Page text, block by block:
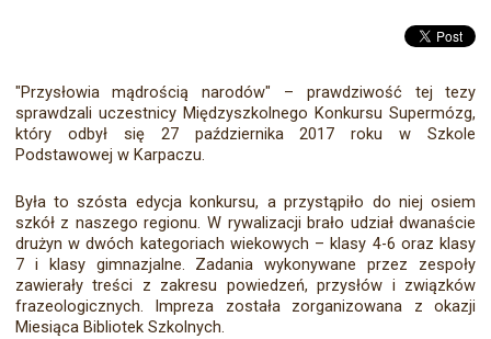
"Przysłowia mądrością narodów" – prawdziwość tej tezy
sprawdzali uczestnicy Międzyszkolnego Konkursu Supermózg,
który odbył się 27 października 2017 roku w Szkole
Podstawowej w Karpaczu.
Była to szósta edycja konkursu, a przystąpiło do niej osiem
szkół z naszego regionu. W rywalizacji brało udział dwanaście
drużyn w dwóch kategoriach wiekowych – klasy 4-6 oraz klasy
7 i klasy gimnazjalne. Zadania wykonywane przez zespoły
zawierały treści z zakresu powiedzeń, przysłów i związków
frazeologicznych. Impreza została zorganizowana z okazji
Miesiąca Bibliotek Szkolnych.